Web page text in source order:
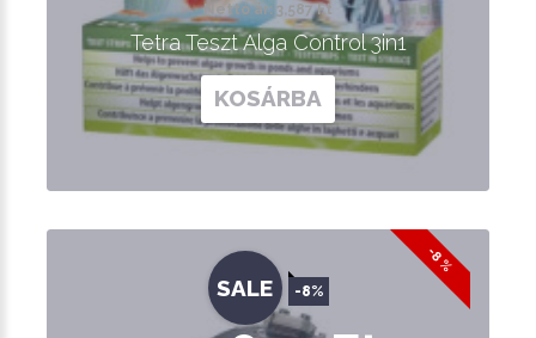
Nettó ár: 3,587 Ft
Tetra Teszt Alga Control 3in1
KOSÁRBA
-8 %
SALE -8%